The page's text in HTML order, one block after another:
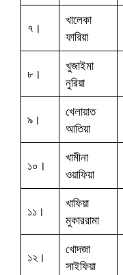
৭।
খালেকা
ফারিয়া
৮।
খুজাইমা
নুরিয়া
৯।
খেলায়াত
আতিয়া
১০।
খামীনা
ওয়াফিয়া
১১।
খাফিয়া
মুকাররামা
১২।
খোদজা
সাইফিয়া